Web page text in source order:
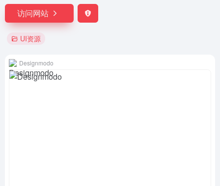
访问网站
UI资源
Designmodo